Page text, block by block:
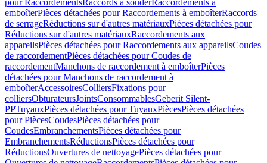
pour RaccordementsRaccords à souderRaccordements à
emboîterPièces détachées pour Raccordements à emboîterRaccords
de serrageRéductions sur d'autres matériauxPièces détachées pour
Réductions sur d'autres matériauxRaccordements aux
appareilsPièces détachées pour Raccordements aux appareilsCoudes
de raccordementPièces détachées pour Coudes de
raccordementManchons de raccordement à emboîterPièces
détachées pour Manchons de raccordement à
emboîterAccessoiresColliersFixations pour
colliersObturateursJointsConsommablesGeberit Silent-
PPTuyauxPièces détachées pour TuyauxPiècesPièces détachées
pour PiècesCoudesPièces détachées pour
CoudesEmbranchementsPièces détachées pour
EmbranchementsRéductionsPièces détachées pour
RéductionsOuvertures de nettoyagePièces détachées pour